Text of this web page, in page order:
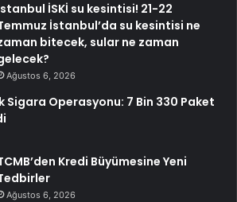
İSKİ su kesintisi! 21-22
İstanbul’da su kesintisi ne
bitecek, sular ne zaman
Ağustos 6, 2026
Sigara Operasyonu: 7 Bin 330 Paket
Kredi Büyümesine Yeni
Ağustos 6, 2026